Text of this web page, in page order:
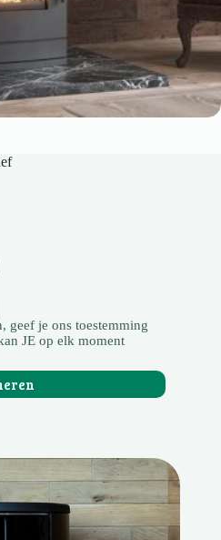
geef je ons toestemming
JE op elk moment